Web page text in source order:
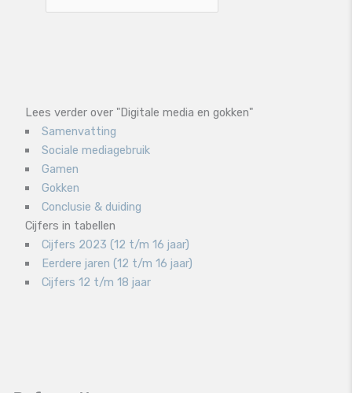
Lees verder over "Digitale media en gokken"
Samenvatting
Sociale mediagebruik
Gamen
Gokken
Conclusie & duiding
Cijfers in tabellen
Cijfers 2023 (12 t/m 16 jaar)
Eerdere jaren (12 t/m 16 jaar)
Cijfers 12 t/m 18 jaar